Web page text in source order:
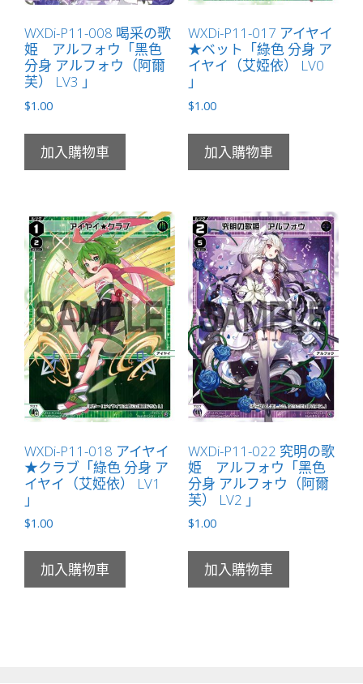
WXDi-P11-008 喝采の歌
姫 アルフォウ「黑色
分身 アルフォウ（阿爾
芙） LV3 」
$1.00
加入購物車
WXDi-P11-017 アイヤイ
★ベット「綠色 分身 ア
イヤイ（艾婭依） LV0
」
$1.00
加入購物車
WXDi-P11-018 アイヤイ
★クラブ「綠色 分身 ア
イヤイ（艾婭依） LV1
」
$1.00
加入購物車
WXDi-P11-022 究明の歌
姫 アルフォウ「黑色
分身 アルフォウ（阿爾
芙） LV2 」
$1.00
加入購物車